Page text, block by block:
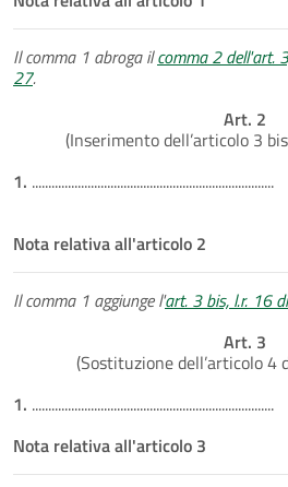
Il comma 1 abroga ilcomma 2 dell'art.
27.
Art. 2
(Inserimento dell’articolo 3
1. ..........................................................................
Nota relativa all'articolo 2
Il comma 1 aggiunge l'art. 3 bis, l.r. 16
Art. 3
(Sostituzione dell’articolo 4
1. ..........................................................................
Nota relativa all'articolo 3